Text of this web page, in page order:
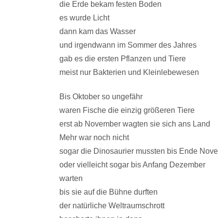
die Erde bekam festen Boden
es wurde Licht
dann kam das Wasser
und irgendwann im Sommer des Jahres
gab es die ersten Pflanzen und Tiere
meist nur Bakterien und Kleinlebewesen
Bis Oktober so ungefähr
waren Fische die einzig größeren Tiere
erst ab November wagten sie sich ans Land
Mehr war noch nicht
sogar die Dinosaurier mussten bis Ende
oder vielleicht sogar bis Anfang Dezember
warten
bis sie auf die Bühne durften
der natürliche Weltraumschrott